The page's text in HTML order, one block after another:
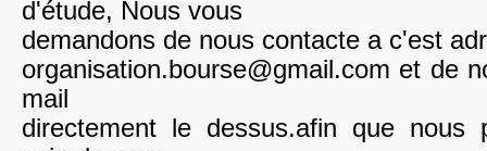
d'étude, Nous vous
demandons de nous contacte a c'est
organisation.bourse@gmail.com et de
mail
directement le dessus.afin que nous